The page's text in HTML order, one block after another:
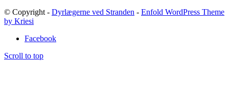
© Copyright - Dyrlægerne ved Stranden - Enfold WordPress Theme
by Kriesi
Facebook
Scroll to top